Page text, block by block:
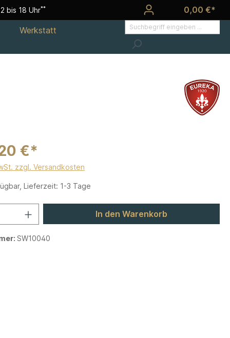
bis 18 Uhr**
0,00 €*
Werkstatt
€*
zzgl. Versandkosten
Lieferzeit: 1-3 Tage
In den Warenkorb
SW10040